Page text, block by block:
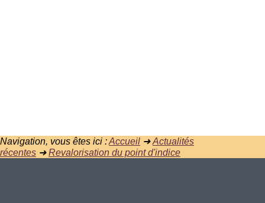
Navigation, vous êtes ici :Accueil ➜Actualités
récentes ➜Revalorisation du point d'indice